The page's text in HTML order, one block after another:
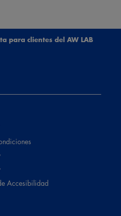
para clientes del AW LAB
Accesibilidad